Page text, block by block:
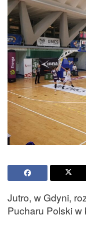
Jutro, w Gdyni,
Pucharu Polski